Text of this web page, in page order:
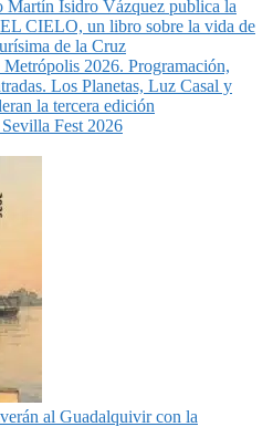
Martín Isidro Vázquez publica la
CIELO, un libro sobre la vida de
de la Cruz
2026. Programación,
Los Planetas, Luz Casal y
la tercera edición
Fest 2026
al Guadalquivir con la